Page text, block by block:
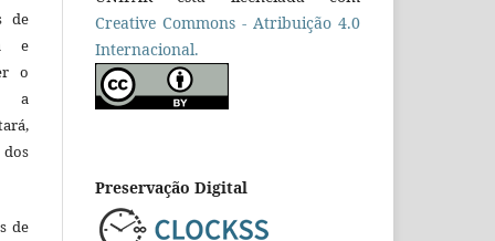
de
e
o
a
de
Creative Commons - Atribuição 4.0
Internacional.
Preservação Digital